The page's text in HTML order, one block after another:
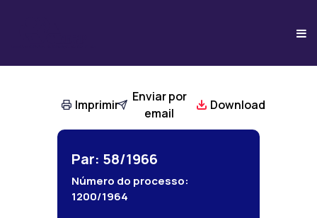
Imprimir
Enviar por
email
Download
Par: 58/1966
Número do processo:
1200/1964